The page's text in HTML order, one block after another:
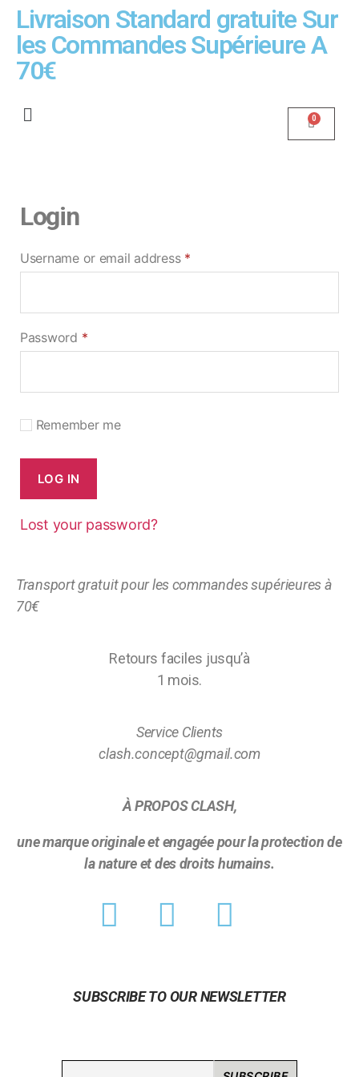
Livraison Standard gratuite Sur
les Commandes Supérieure A
70€
Login
Username or email address *
Password *
Remember me
LOG IN
Lost your password?
Transport gratuit pour les commandes supérieures à
70€
Retours faciles jusqu’à
1 mois.
Service Clients
clash.concept@gmail.com
À PROPOS CLASH,
une marque originale et engagée pour la protection de
la nature et des droits humains.
SUBSCRIBE TO OUR NEWSLETTER